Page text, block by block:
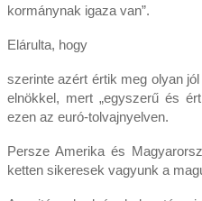
kormánynak igaza van”.
Elárulta, hogy
szerinte azért értik meg olyan
elnökkel, mert „egyszerű és
ezen az euró-tolvajnyelven.
Persze Amerika és
ketten sikeresek vagyunk a